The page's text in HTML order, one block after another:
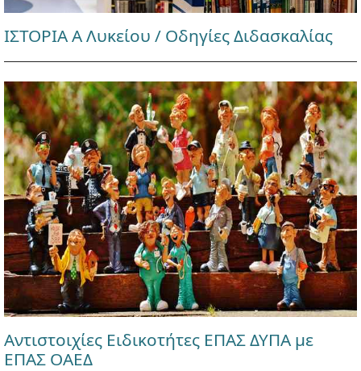
ΙΣΤΟΡΙΑ Α Λυκείου / Οδηγίες Διδασκαλίας
Αντιστοιχίες Ειδικοτήτες ΕΠΑΣ ΔΥΠΑ με
ΕΠΑΣ ΟΑΕΔ